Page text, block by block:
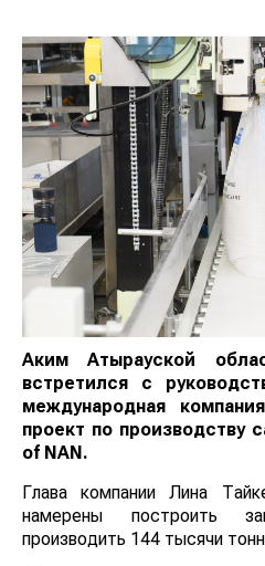
Аким Атырауской
встретился с
международная
проект по производству
of NAN.
Глава компании Лина
намерены построить
производить 144 тысячи